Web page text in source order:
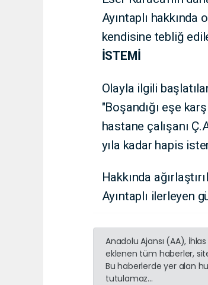
Ayıntaplı hakkında
kendisine tebliğ
İSTEMİ
Olayla ilgili
"Boşandığı eşe
hastane çalışanı
yıla kadar hapis
Hakkında
Ayıntaplı ilerleyen
Anadolu Ajansı (AA),
eklenen tüm haberler,
Bu haberlerde yer alan
tutulamaz...